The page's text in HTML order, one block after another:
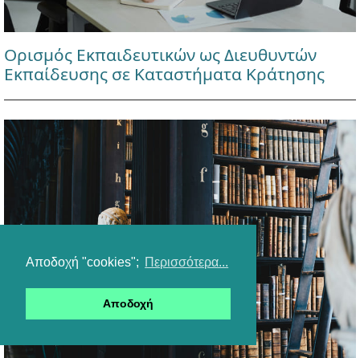
Αποδοχή "cookies"; Περισσότερα...
Αποδοχή
Ορισμός Εκπαιδευτικών ως Διευθυντών
Εκπαίδευσης σε Καταστήματα Κράτησης